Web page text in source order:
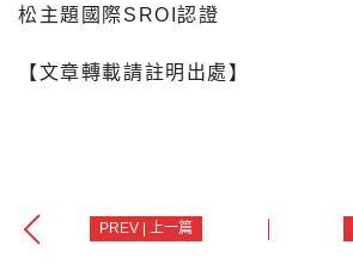
松主題國際SROI認證
【文章轉載請註明出處】
PREV | 上一篇